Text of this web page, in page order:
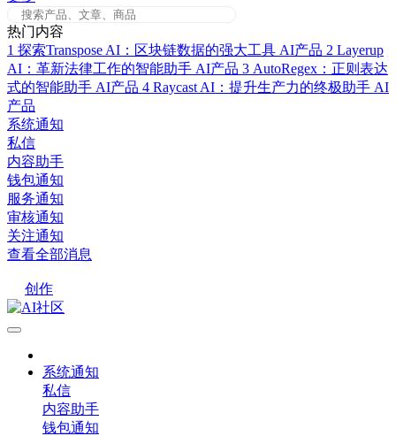
热门内容
1 探索Transpose AI：区块链数据的强大工具 AI产品 2 Layerup
AI：革新法律工作的智能助手 AI产品 3 AutoRegex：正则表达
式的智能助手 AI产品 4 Raycast AI：提升生产力的终极助手 AI
产品
系统通知
私信
内容助手
钱包通知
服务通知
审核通知
关注通知
查看全部消息
创作
系统通知
私信
内容助手
钱包通知